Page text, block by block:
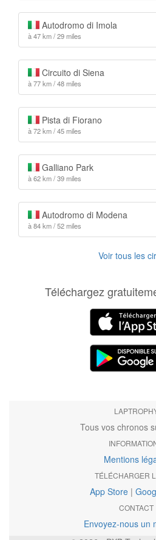
Autodromo di Imola
à 47 km / 29 miles
Circuito di Siena
à 77 km / 48 miles
Pista di Fiorano
à 72 km / 45 miles
Galliano Park
à 62 km / 39 miles
Autodromo di Modena
à 84 km / 52 miles
Voir tous les
Téléchargez
Tous vos chronos
Mentions
TÉLÉCHARGER
App Store |
CONTACT
Envoyez-nous un